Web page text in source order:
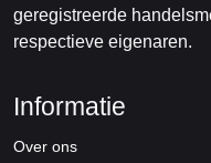
geregistreerde
respectieve eigenaren.
Informatie
Over ons